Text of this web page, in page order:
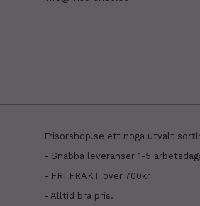
Frisorshop.se ett noga utvalt
- Snabba leveranser 1-5
- FRI FRAKT över 700kr
- Alltid bra pris.